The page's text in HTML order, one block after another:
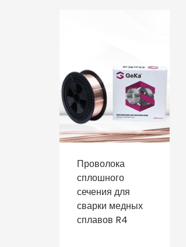
Проволока
сплошного
сечения для
сварки медных
сплавов R4